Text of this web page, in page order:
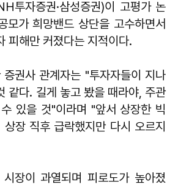
투자증권·삼성증권)이 고평가 논
모가 희망밴드 상단을 고수하면서
피해만 커졌다는 지적이다.
권사 관계자는 "투자자들이 지나
같다. 길게 놓고 봤을 때라야, 주관
있을 것"이라며 "앞서 상장한 빅
장 직후 급락했지만 다시 오르지
장이 과열되며 피로도가 높아졌